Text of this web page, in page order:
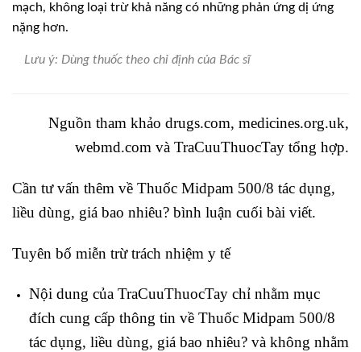
mạch, không loại trừ khả năng có những phản ứng dị ứng
nặng hơn.
Lưu ý: Dùng thuốc theo chỉ định của Bác sĩ
Nguồn tham khảo drugs.com, medicines.org.uk,
webmd.com và TraCuuThuocTay tổng hợp.
Cần tư vấn thêm về Thuốc Midpam 500/8 tác dụng,
liều dùng, giá bao nhiêu? bình luận cuối bài viết.
Tuyên bố miễn trừ trách nhiệm y tế
Nội dung của TraCuuThuocTay chỉ nhằm mục
đích cung cấp thông tin về Thuốc Midpam 500/8
tác dụng, liều dùng, giá bao nhiêu? và không nhằm